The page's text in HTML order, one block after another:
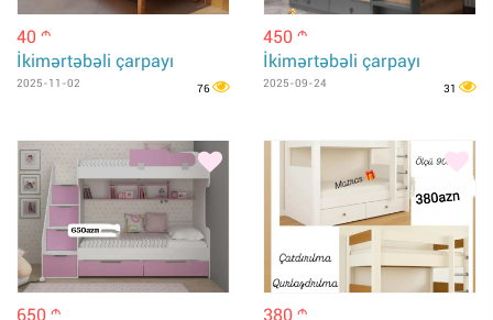
40 m
İkimərtəbəli çarpayı
2025-11-02 76
450 m
İkimərtəbəli çarpayı
2025-09-24 31
650 m 380 m